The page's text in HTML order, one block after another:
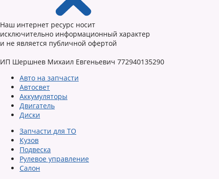
Наш интернет ресурс носит
исключительно информационный характер
и не является публичной офертой
ИП Шершнев Михаил Евгеньевич 772940135290
Авто на запчасти
Автосвет
Аккумуляторы
Двигатель
Диски
Запчасти для ТО
Кузов
Подвеска
Рулевое управление
Салон